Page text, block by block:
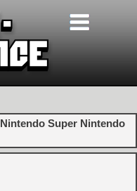
Nintendo Super Nintendo